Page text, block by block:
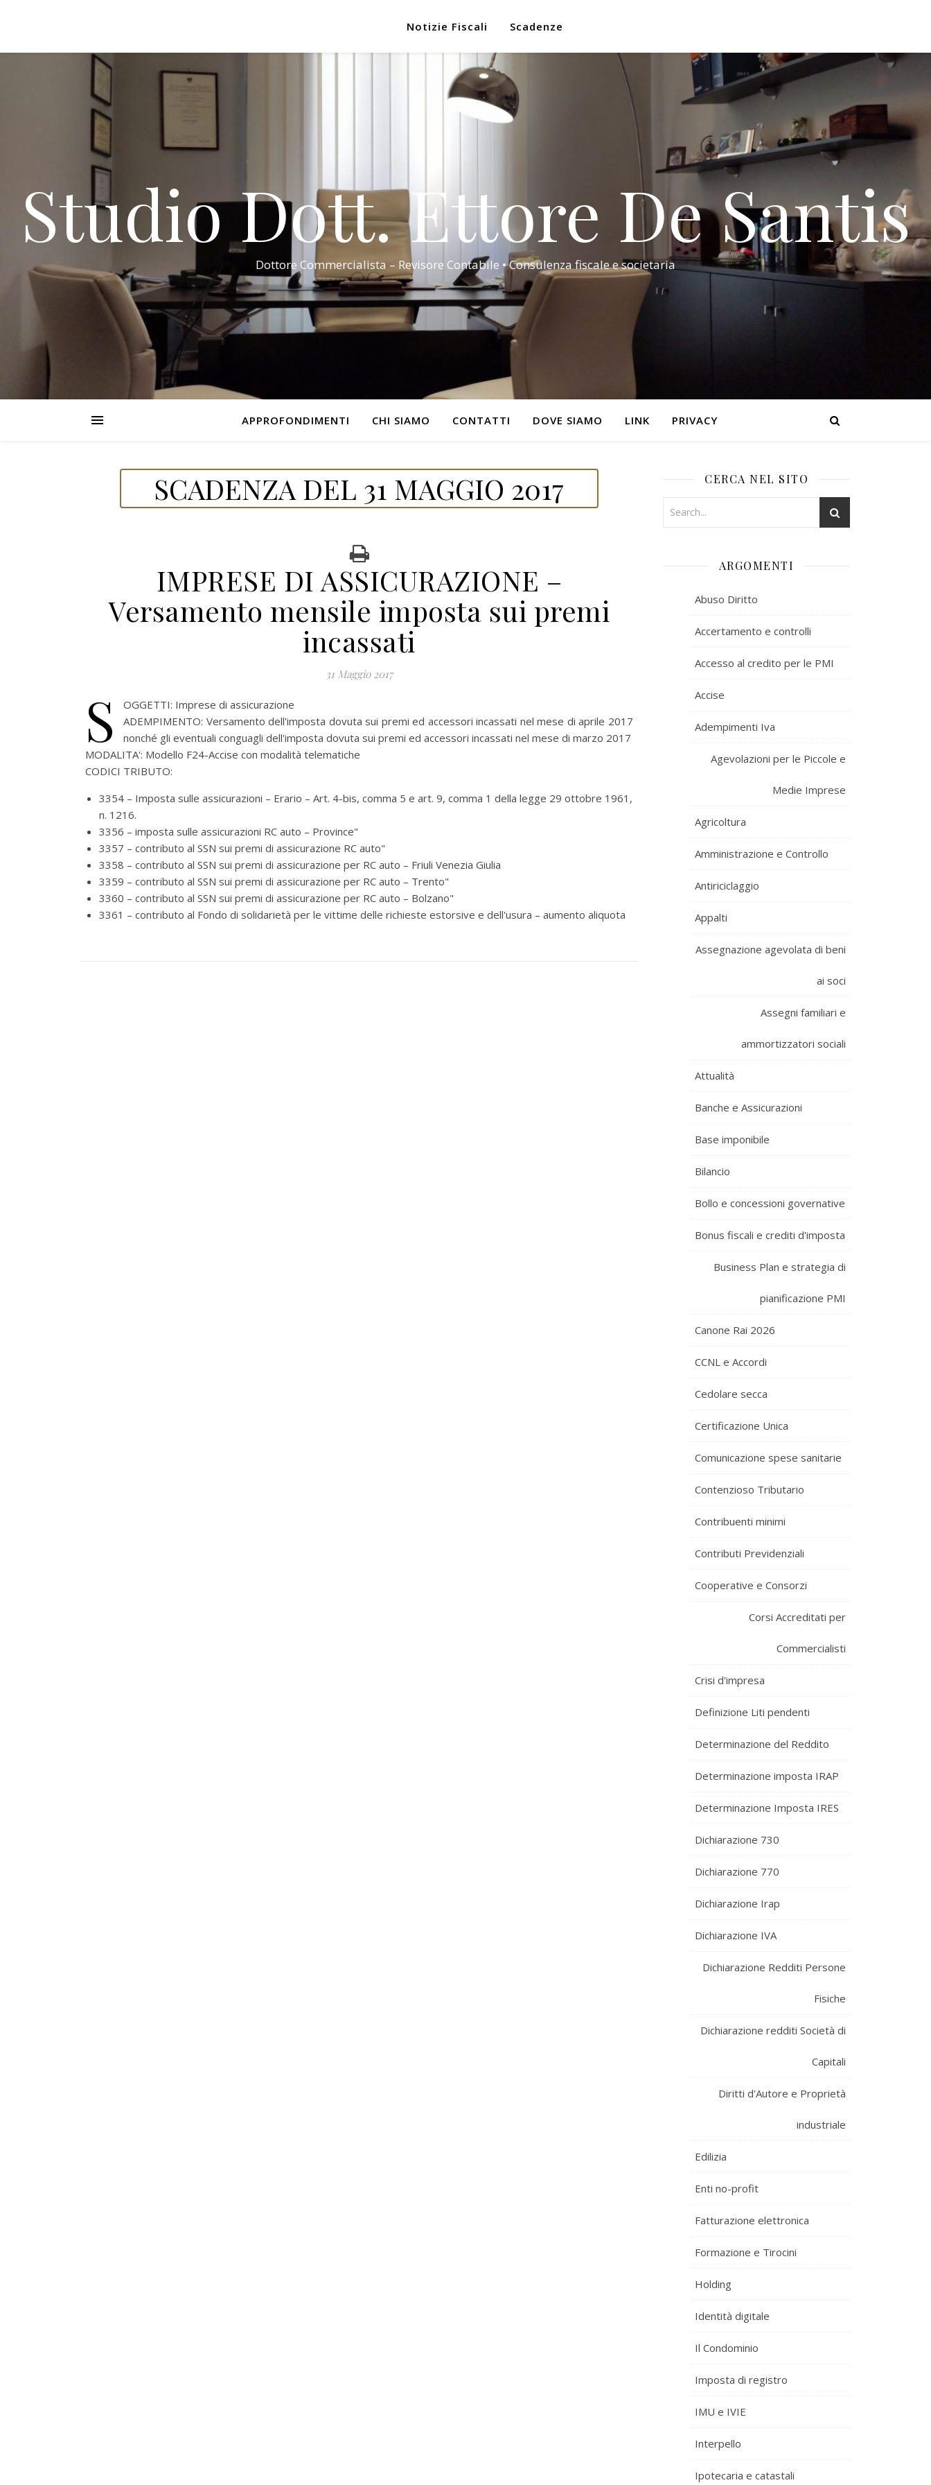
Notizie Fiscali Scadenze
Studio Dott. Ettore De Santis
Dottore Commercialista – Revisore Contabile • Consulenza fiscale e societaria
APPROFONDIMENTI CHI SIAMO CONTATTI DOVE SIAMO LINK PRIVACY
SCADENZA DEL 31 MAGGIO 2017
IMPRESE DI ASSICURAZIONE –
Versamento mensile imposta sui premi
incassati
31 Maggio 2017
S OGGETTI: Imprese di assicurazione
ADEMPIMENTO: Versamento dell'imposta dovuta sui premi ed accessori incassati nel mese di aprile 2017
nonché gli eventuali conguagli dell'imposta dovuta sui premi ed accessori incassati nel mese di marzo 2017
MODALITA': Modello F24-Accise con modalità telematiche
CODICI TRIBUTO:
3354 – Imposta sulle assicurazioni – Erario – Art. 4-bis, comma 5 e art. 9, comma 1 della legge 29 ottobre 1961,
n. 1216.
3356 – imposta sulle assicurazioni RC auto – Province"
3357 – contributo al SSN sui premi di assicurazione RC auto"
3358 – contributo al SSN sui premi di assicurazione per RC auto – Friuli Venezia Giulia
3359 – contributo al SSN sui premi di assicurazione per RC auto – Trento"
3360 – contributo al SSN sui premi di assicurazione per RC auto – Bolzano"
3361 – contributo al Fondo di solidarietà per le vittime delle richieste estorsive e dell'usura – aumento aliquota
CERCA NEL SITO
ARGOMENTI
Abuso Diritto
Accertamento e controlli
Accesso al credito per le PMI
Accise
Adempimenti Iva
Agevolazioni per le Piccole e
Medie Imprese
Agricoltura
Amministrazione e Controllo
Antiriciclaggio
Appalti
Assegnazione agevolata di beni
ai soci
Assegni familiari e
ammortizzatori sociali
Attualità
Banche e Assicurazioni
Base imponibile
Bilancio
Bollo e concessioni governative
Bonus fiscali e crediti d'imposta
Business Plan e strategia di
pianificazione PMI
Canone Rai 2026
CCNL e Accordi
Cedolare secca
Certificazione Unica
Comunicazione spese sanitarie
Contenzioso Tributario
Contribuenti minimi
Contributi Previdenziali
Cooperative e Consorzi
Corsi Accreditati per
Commercialisti
Crisi d'impresa
Definizione Liti pendenti
Determinazione del Reddito
Determinazione imposta IRAP
Determinazione Imposta IRES
Dichiarazione 730
Dichiarazione 770
Dichiarazione Irap
Dichiarazione IVA
Dichiarazione Redditi Persone
Fisiche
Dichiarazione redditi Società di
Capitali
Diritti d'Autore e Proprietà
industriale
Edilizia
Enti no-profit
Fatturazione elettronica
Formazione e Tirocini
Holding
Identità digitale
Il Condominio
Imposta di registro
IMU e IVIE
Interpello
Ipotecaria e catastali